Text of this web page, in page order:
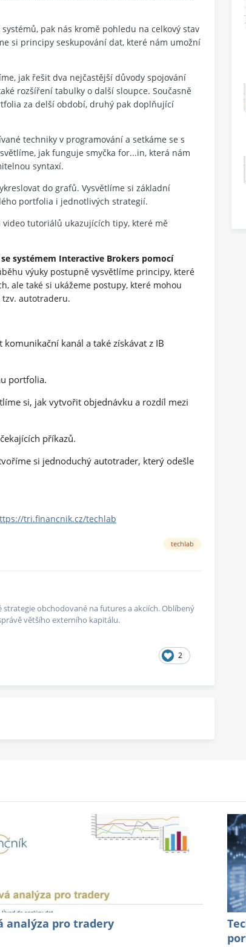
pak nás kromě pohledu na celkový stav
si principy seskupování dat, které nám umožní
jak řešit dva nejčastější důvody spojování
rozšíření tabulky o další sloupce. Současně
za delší období, druhý pak doplňující
techniky v programování a setkáme se s
jak funguje smyčka for...in, která nám
syntaxí.
do grafů. Vysvětlíme si základní
portfolia i jednotlivých strategií.
tutoriálů ukazujících tipy, které mě
systémem Interactive Brokers pomocí
výuky postupně vysvětlíme principy, které
ale také si ukážeme postupy, které mohou
autotraderu.
kanál a také získávat z IB
portfolia.
si, jak vytvořit objednávku a rozdíl mezi
příkazů.
si jednoduchý autotrader, který odešle
tri.financnik.cz/techlab
techlab
obchodované na futures a akciích. Oblíbený
většího externího kapitálu.
2
analýza pro tradery